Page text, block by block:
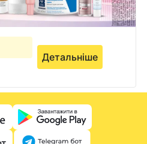
Детальніше